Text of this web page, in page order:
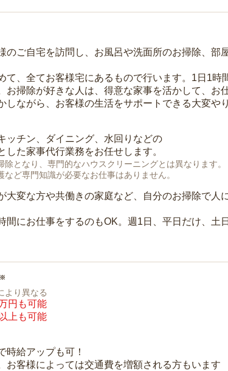
のご自宅を訪問し、お風呂や洗面所のお掃除、部
て、全てお客様宅にあるもので行います。1日1時
お掃除が好きな人は、得意な家事を活かして、お
しながら、お客様の生活をサポートできる大変や
ッチン、ダイニング、水回りなどの
した家事代行業務をお任せします。
除となり、専門的なハウスクリーニングとは異なります。
ど専門知識が必要なお仕事はありません。
大変な方や共働きの家庭など、自分のお掃除で人
間にお仕事をするのもOK。週1日、平日だけ、土
※
より異なる
円も可能
上も可能
時給アップも可！
客様によっては交通費を増額される方もいます